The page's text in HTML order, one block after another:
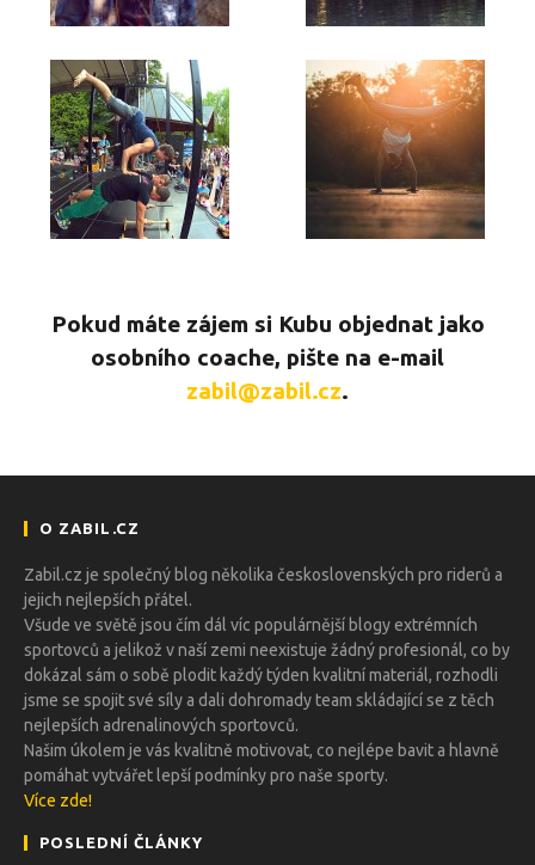
Pokud máte zájem si Kubu objednat jako
osobního coache, pište na e-mail
zabil@zabil.cz.
O ZABIL.CZ
Zabil.cz je společný blog několika československých pro riderů a
jejich nejlepších přátel.
Všude ve světě jsou čím dál víc populárnější blogy extrémních
sportovců a jelikož v naší zemi neexistuje žádný profesionál, co by
dokázal sám o sobě plodit každý týden kvalitní materiál, rozhodli
jsme se spojit své síly a dali dohromady team skládající se z těch
nejlepších adrenalinových sportovců.
Našim úkolem je vás kvalitně motivovat, co nejlépe bavit a hlavně
pomáhat vytvářet lepší podmínky pro naše sporty.
Více zde!
POSLEDNÍ ČLÁNKY